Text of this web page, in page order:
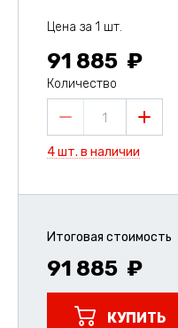
Цена за 1 шт.
91 885
Количество
1
4 шт. в наличии
Итоговая стоимость
91 885
КУПИТЬ